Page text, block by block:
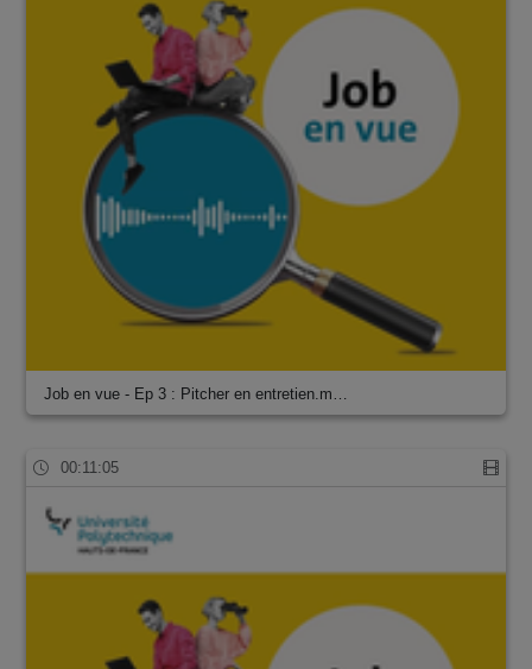
Job en vue - Ep 3 : Pitcher en entretien.m…
00:11:05